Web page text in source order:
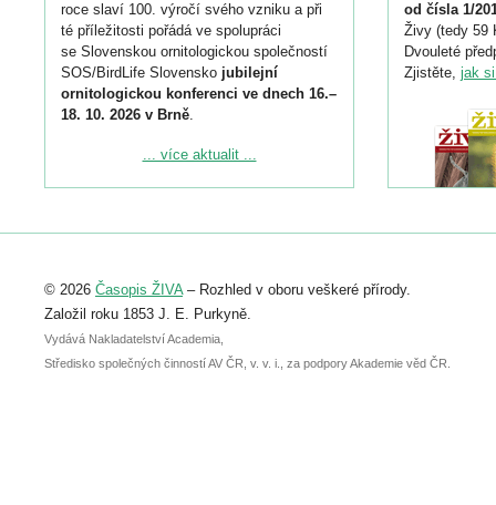
roce slaví 100. výročí svého vzniku a při
té příležitosti pořádá ve spolupráci
se Slovenskou ornitologickou společností
SOS/BirdLife Slovensko jubilejní
ornitologickou konferenci ve dnech 16.–
18. 10. 2026 v Brně.
Podrobnější informace ke konferenci
Registrovat se můžete do 6. září.
abstraktu přihlášené přednášky nebo
posteru je už 30. června.
... více aktualit ...
od čísla 1/
Živy (tedy 59
Dvouleté
Zjistěte, jak
© 2026 Časopis ŽIVA– Rozhled v oboru veškeré přírody.
Založil roku 1853 J. E. Purkyně.
Vydává Nakladatelství Academia,
Středisko společných činností AV ČR, v. v. i., za podpory Akademie věd ČR.